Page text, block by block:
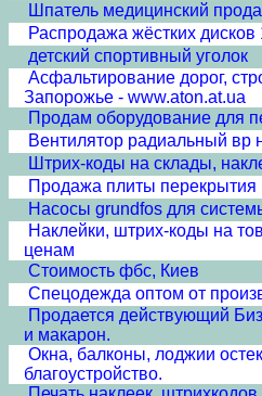
Шпатель медицинский
Распродажа жёстких дисков
детский спортивный уголок
Асфальтирование дорог,
Запорожье - www.aton.at.ua
Продам оборудование для
Вентилятор радиальный вр
Штрих-коды на склады,
Продажа плиты перекрытия
Насосы grundfos для
Наклейки, штрих-коды на
ценам
Стоимость фбс, Киев
Спецодежда оптом от
Продается действующий
и макарон.
Окна, балконы, лоджии
благоустройство.